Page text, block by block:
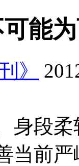
可能
》
身段
当前